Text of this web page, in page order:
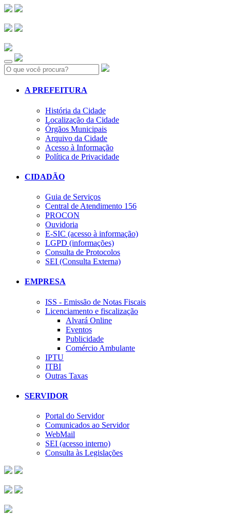
Search:
A PREFEITURA
História da Cidade
Localização da Cidade
Órgãos Municipais
Arquivo da Cidade
Acesso à Informação
Política de Privacidade
CIDADÃO
Guia de Serviços
Central de Atendimento 156
PROCON
Ouvidoria
E-SIC (acesso à informação)
LGPD (informações)
Consulta de Protocolos
SEI (Consulta Externa)
EMPRESA
ISS - Emissão de Notas Fiscais
Licenciamento e fiscalização
Alvará Online
Eventos
Publicidade
Comércio Ambulante
IPTU
ITBI
Outras Taxas
SERVIDOR
Portal do Servidor
Comunicados ao Servidor
WebMail
SEI (acesso interno)
Consulta às Legislações